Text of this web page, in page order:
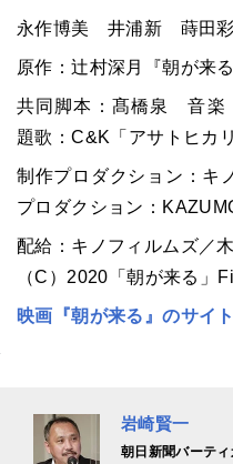
永作博美 井浦新 蒔田
原作：辻村深月『朝が来
共同脚本：髙橋泉 音
題歌：C&K「アサトヒカ
制作プロダクション：
プロダクション：
配給：キノフィルムズ／
（C）2020「朝が来る」
映画『朝が来る』のサイ
岩崎賢一
朝日新聞バーテ